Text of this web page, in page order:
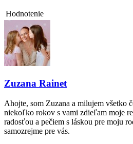
Hodnotenie
Zuzana Rainet
Ahojte, som Zuzana a milujem všetko
niekoľko rokov s vami zdieľam moje
radosťou a pečiem s láskou pre moju
samozrejme pre vás.